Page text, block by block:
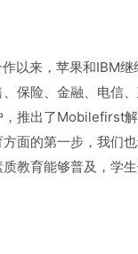
以来，苹果和IBM继
保险、金融、电信
，推出了Mobilefirst
面的第一步，我们
教育能够普及，学